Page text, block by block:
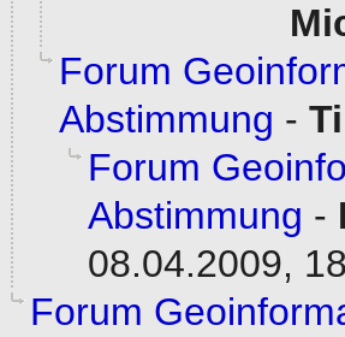
Forum
Abstimmung -
Forum
Abstimmung -
08.04.2009,
Forum